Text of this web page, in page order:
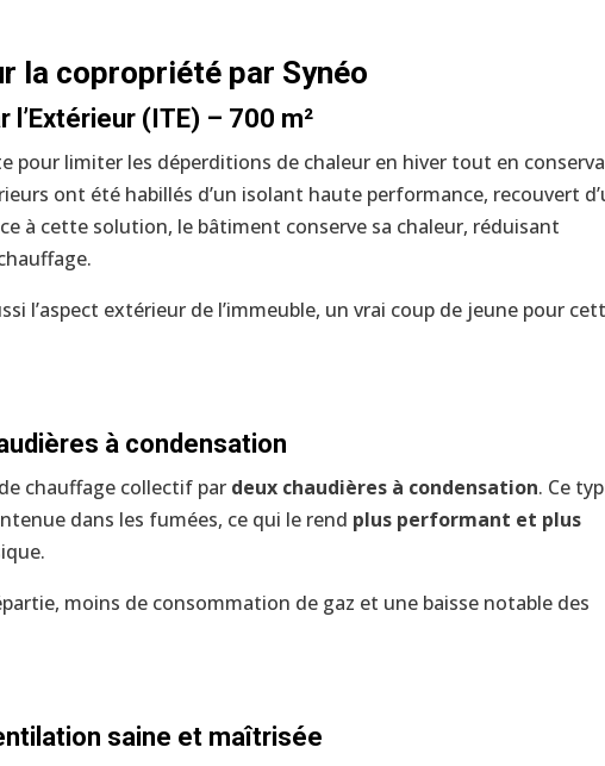
la copropriété par Synéo
(ITE) – 700 m²
pour limiter les déperditions de chaleur en hiver tout en
ont été habillés d’un isolant haute performance, recouvert
à cette solution, le bâtiment conserve sa chaleur, réduisant
l’aspect extérieur de l’immeuble, un vrai coup de jeune pour
à condensation
chauffage collectif par deux chaudières à condensation. Ce
dans les fumées, ce qui le rend plus performant et plus
moins de consommation de gaz et une baisse notable des
saine et maîtrisée